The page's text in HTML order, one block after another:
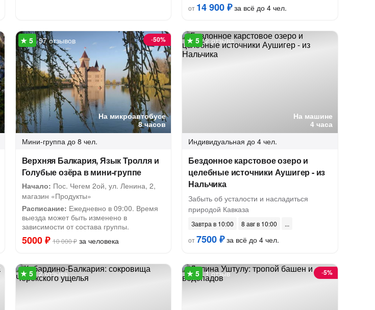
от 14 900 ₽за всё до 4 чел.
На микроавтобусе
8 часов
-50%
97 отзывов
Мини-группа до 8 чел.
Верхняя Балкария, Язык Тролля и
Голубые озёра в мини-группе
Начало: Пос. Чегем 2ой, ул. Ленина, 2,
магазин «Продукты»
Расписание: Ежедневно в 09:00. Время
выезда может быть изменено в
зависимости от состава группы.
5000 ₽ 10 000 ₽за человека
На машине
4 часа
2 отзыва
Индивидуальная до 4 чел.
Бездонное карстовое озеро и
целебные источники Аушигер - из
Нальчика
Забыть об усталости и насладиться
природой Кавказа
Завтра в 10:00
8 авг в 10:00
от7500 ₽за всё до 4 чел.
2 отзыва -5%
1 отзыв